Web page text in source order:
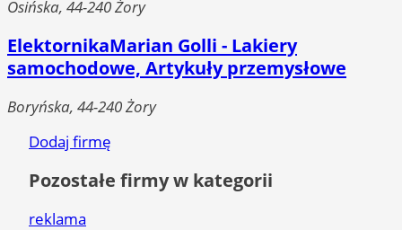
Osińska, 44-240 Żory
ElektornikaMarian Golli - Lakiery
samochodowe, Artykuły przemysłowe
Boryńska, 44-240 Żory
Dodaj firmę
Pozostałe firmy w kategorii
reklama